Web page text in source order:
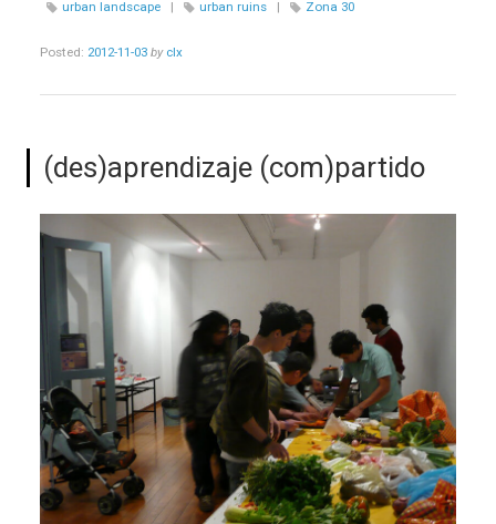
urban landscape | urban ruins | Zona 30
Posted: 2012-11-03 by clx
(des)aprendizaje (com)partido